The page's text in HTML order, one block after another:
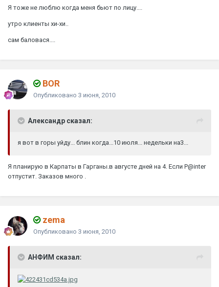
Я тоже не люблю когда меня бьют по лицу....
утро клиенты хи-хи..
сам баловася....
BOR
Опубликовано 3 июня, 2010
Александр сказал:
я вот в горы уйду... блин когда...10 июля... недельки на3...
Я планирую в Карпаты в Гарганы.в августе дней на 4. Если P@inter
отпустит. Заказов много .
zema
Опубликовано 3 июня, 2010
АНФИМ сказал: